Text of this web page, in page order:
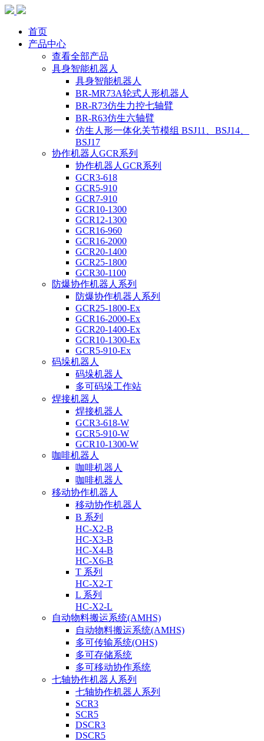
首页
产品中心
查看全部产品
具身智能机器人
具身智能机器人
BR-MR73A轮式人形机器人
BR-R73仿生力控七轴臂
BR-R63仿生六轴臂
仿生人形一体化关节模组 BSJ11、BSJ14、
BSJ17
协作机器人GCR系列
协作机器人GCR系列
GCR3-618
GCR5-910
GCR7-910
GCR10-1300
GCR12-1300
GCR16-960
GCR16-2000
GCR20-1400
GCR25-1800
GCR30-1100
防爆协作机器人系列
防爆协作机器人系列
GCR25-1800-Ex
GCR16-2000-Ex
GCR20-1400-Ex
GCR10-1300-Ex
GCR5-910-Ex
码垛机器人
码垛机器人
多可码垛工作站
焊接机器人
焊接机器人
GCR3-618-W
GCR5-910-W
GCR10-1300-W
咖啡机器人
咖啡机器人
咖啡机器人
移动协作机器人
移动协作机器人
B 系列
HC-X2-B
HC-X3-B
HC-X4-B
HC-X6-B
T 系列
HC-X2-T
L 系列
HC-X2-L
自动物料搬运系统(AMHS)
自动物料搬运系统(AMHS)
多可传输系统(OHS)
多可存储系统
多可移动协作系统
七轴协作机器人系列
七轴协作机器人系列
SCR3
SCR5
DSCR3
DSCR5